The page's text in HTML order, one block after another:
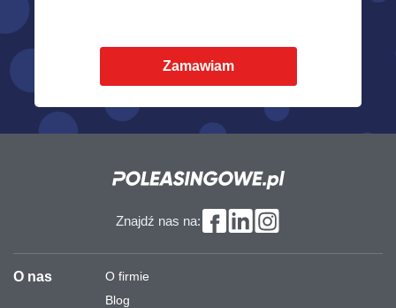
Zamawiam
Znajdź nas na:
O nas
O firmie
Blog